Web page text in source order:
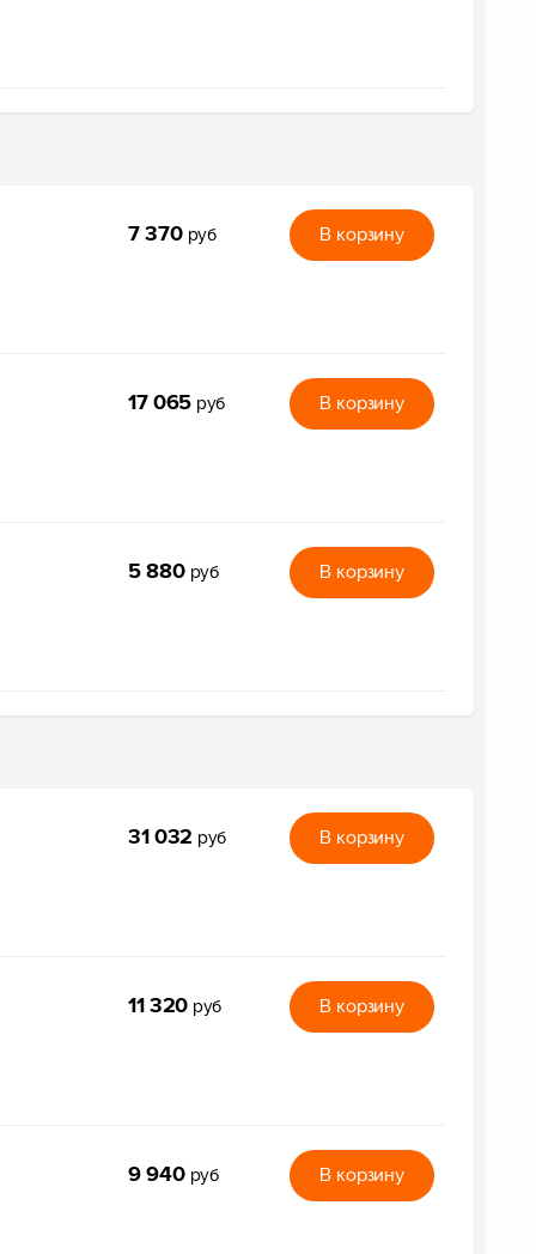
7 370 руб В корзину
17 065 руб В корзину
5 880 руб В корзину
31 032 руб В корзину
11 320 руб В корзину
9 940 руб В корзину